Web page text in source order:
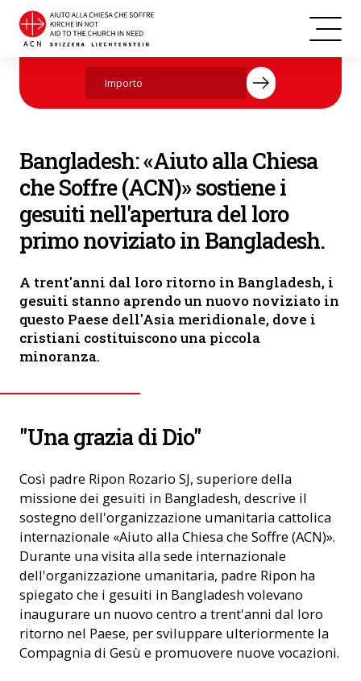
Il terreno è stato benedetto prima della costruzione (Foto: ACN)
Aiutate ora con la vostra donazione.
Bangladesh: «Aiuto alla Chiesa
che Soffre (ACN)» sostiene i
gesuiti nell'apertura del loro
primo noviziato in Bangladesh.
A trent'anni dal loro ritorno in Bangladesh, i
gesuiti stanno aprendo un nuovo noviziato in
questo Paese dell'Asia meridionale, dove i
cristiani costituiscono una piccola
minoranza.
"Una grazia di Dio"
Così padre Ripon Rozario SJ, superiore della
missione dei gesuiti in Bangladesh, descrive il
sostegno dell'organizzazione umanitaria cattolica
internazionale «Aiuto alla Chiesa che Soffre (ACN)».
Durante una visita alla sede internazionale
dell'organizzazione umanitaria, padre Ripon ha
spiegato che i gesuiti in Bangladesh volevano
inaugurare un nuovo centro a trent'anni dal loro
ritorno nel Paese, per sviluppare ulteriormente la
Compagnia di Gesù e promuovere nuove vocazioni.